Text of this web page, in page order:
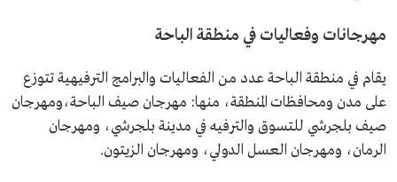
مهرجانات وفعاليات في منطقة الباحة
يقام في منطقة الباحة عدد من الفعاليات والبرامج الترفيهية تتوزع
على مدن ومحافظات المنطقة، منها: مهرجان صيف الباحة،ومهرجان
صيف بلجرشي للتسوق والترفيه في مدينة بلجرشي، ومهرجان
الرمان، ومهرجان العسل الدولي، ومهرجان الزيتون.